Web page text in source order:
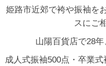
姫路市近郊で袴や振袖を
スにご
山陽百貨店で28
成人式振袖500点・卒業